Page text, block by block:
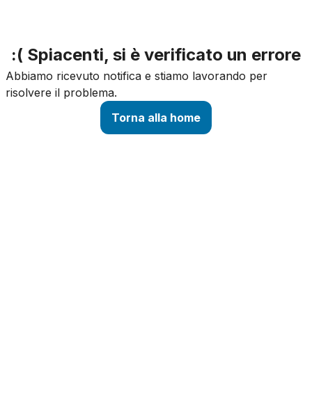
:( Spiacenti, si è verificato un errore
Abbiamo ricevuto notifica e stiamo lavorando per
risolvere il problema.
Torna alla home